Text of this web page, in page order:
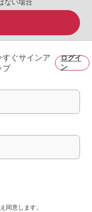
ない場合
すぐサインア
プ
ログイ
ン
同意します。